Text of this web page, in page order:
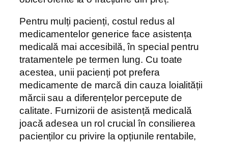
Pentru mulți pacienți, costul redus al
medicamentelor generice face asistența
medicală mai accesibilă, în special pentru
tratamentele pe termen lung. Cu toate
acestea, unii pacienți pot prefera
medicamente de marcă din cauza loialității
mărcii sau a diferențelor percepute de
calitate. Furnizorii de asistență medicală
joacă adesea un rol crucial în consilierea
pacienților cu privire la opțiunile rentabile,